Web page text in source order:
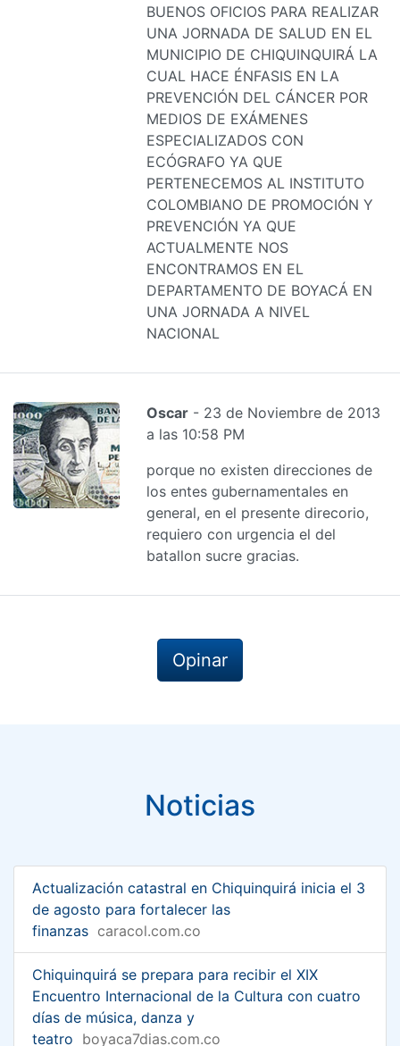
BUENOS OFICIOS PARA REALIZAR
UNA JORNADA DE SALUD EN EL
MUNICIPIO DE CHIQUINQUIRÁ LA
CUAL HACE ÉNFASIS EN LA
PREVENCIÓN DEL CÁNCER POR
MEDIOS DE EXÁMENES
ESPECIALIZADOS CON
ECÓGRAFO YA QUE
PERTENECEMOS AL INSTITUTO
COLOMBIANO DE PROMOCIÓN Y
PREVENCIÓN YA QUE
ACTUALMENTE NOS
ENCONTRAMOS EN EL
DEPARTAMENTO DE BOYACÁ EN
UNA JORNADA A NIVEL
NACIONAL
Oscar - 23 de Noviembre de 2013
a las 10:58 PM
porque no existen direcciones de
los entes gubernamentales en
general, en el presente direcorio,
requiero con urgencia el del
batallon sucre gracias.
Opinar
Noticias
Actualización catastral en Chiquinquirá inicia el 3
de agosto para fortalecer las
finanzas caracol.com.co
Chiquinquirá se prepara para recibir el XIX
Encuentro Internacional de la Cultura con cuatro
días de música, danza y
teatro boyaca7dias.com.co